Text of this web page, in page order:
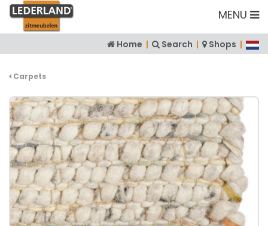
MENU
Home | Search | Shops |
Carpets